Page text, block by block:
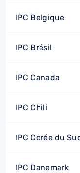
IPC Belgique
IPC Brésil
IPC Canada
IPC Chili
IPC Corée du
IPC Danemark